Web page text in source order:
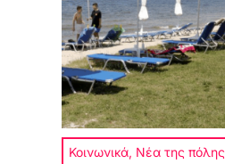
Κοινωνικά, Νέα της πόλης